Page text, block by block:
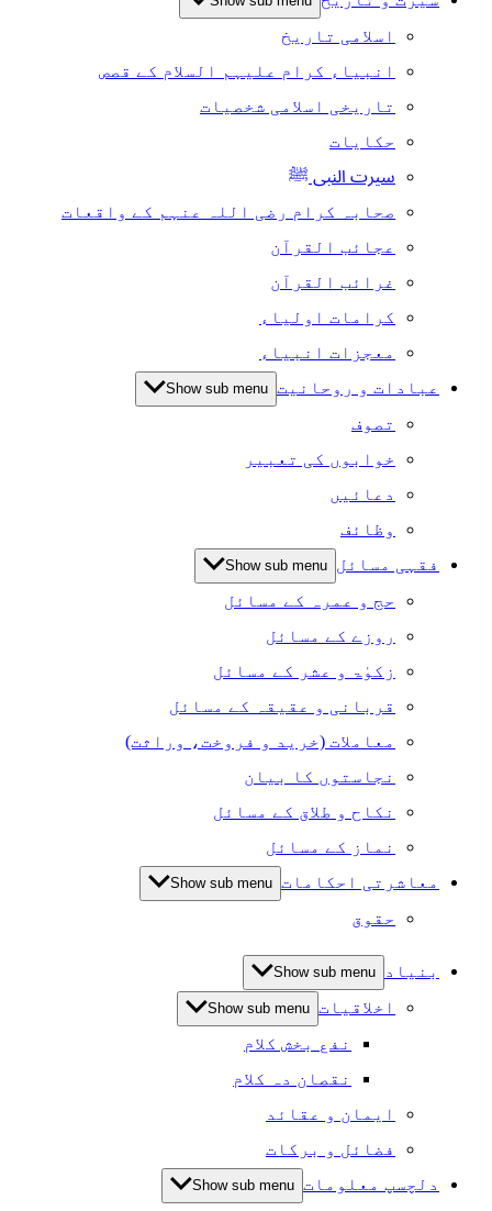
اسلامی تاریخ
انبیاء کرام علیہم السلام کے قصص
تاریخی اسلامی شخصیات
حکایات
سیرت النبی ﷺ
صحابہ کرام رضی اللہ عنہم کے واقعات
عجائب القرآن
غرائب القرآن
کرامات اولیاء
معجزات انبیاء
عبادات و روحانیت Show sub menu
تصوف
خوابوں کی تعبیر
دعائیں
وظائف
فقہی مسائل Show sub menu
حج و عمرہ کے مسائل
روزے کے مسائل
زکوٰۃ و عشر کے مسائل
قربانی و عقیقہ کے مسائل
معاملات (خرید و فروخت، وراثت)
نجاستوں کا بیان
نکاح و طلاق کے مسائل
نماز کے مسائل
معاشرتی احکامات Show sub menu
حقوق
بنیاد Show sub menu
اخلاقیات Show sub menu
نفع بخش کلام
نقصان دہ کلام
ایمان و عقائد
فضائل و برکات
دلچسپ معلومات Show sub menu